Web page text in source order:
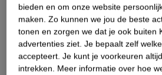
Productinformatie
Etiketinformatie
bieden en om onze website
maken. Zo kunnen we jou de beste
tonen en zorgen we dat je ook buiten
advertenties ziet. Je bepaalt zelf
accepteert. Je kunt je voorkeuren
intrekken. Meer informatie over hoe